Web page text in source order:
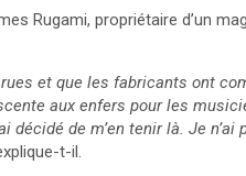
Rugami, propriétaire d’un
et que les fabricants ont
aux enfers pour les
décidé de m’en tenir là. Je
t-il.